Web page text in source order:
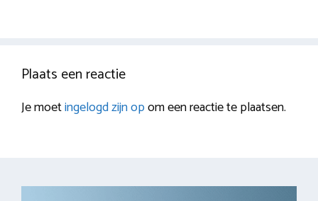
Plaats een reactie
Je moetingelogd zijn opom een reactie te plaatsen.